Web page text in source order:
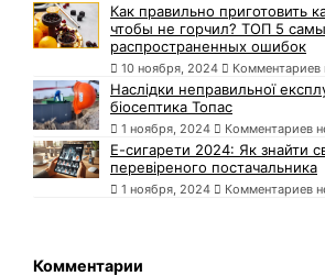
Как правильно приготовить
чтобы не горчил? ТОП 5
распространенных ошибок
10 ноября, 2024 Комментариев
Наслідки неправильної
біосептика Топас
1 ноября, 2024 Комментариев
Е-сигарети 2024: Як знайти
перевіреного постачальника
1 ноября, 2024 Комментариев
Комментарии